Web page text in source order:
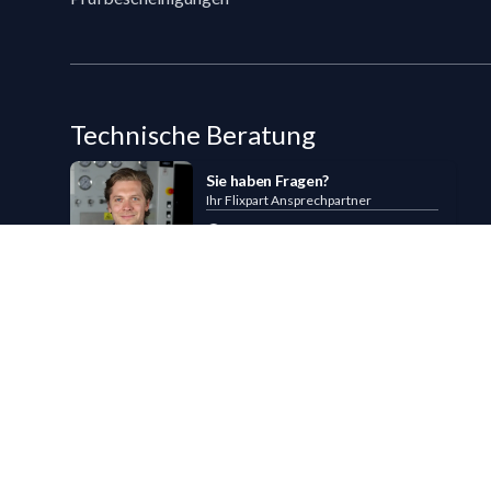
Technische Beratung
Sie haben Fragen?
Ihr Flixpart Ansprechpartner